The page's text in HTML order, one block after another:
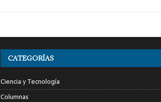
CATEGORÍAS
Ciencia y Tecnología
Columnas